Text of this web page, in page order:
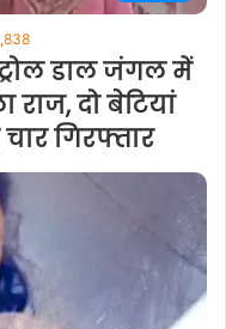
डाल जंगल में
दो बेटियां
गिरफ्तार